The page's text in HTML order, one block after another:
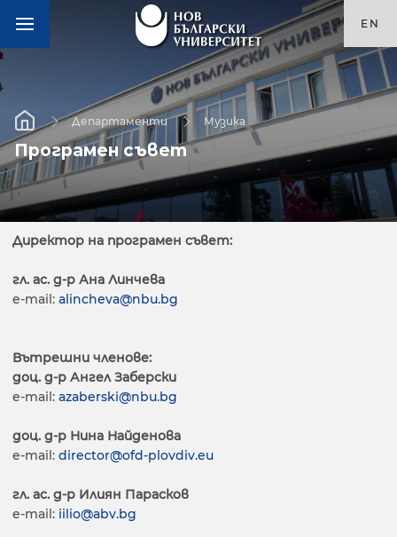
EN
Департаменти Музика
Програмен съвет
Директор на програмен съвет:
гл. ас. д-р Ана Линчева
e-mail: alincheva@nbu.bg
Вътрешни членове:
доц. д-р Ангел Заберски
e-mail: azaberski@nbu.bg
доц. д-р Нина Найденова
e-mail: director@ofd-plovdiv.eu
гл. ас. д-р Илиян Парасков
e-mail: iilio@abv.bg